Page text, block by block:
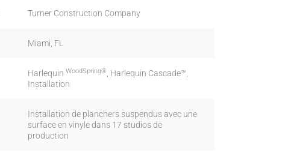
Turner Construction Company
Miami, FL
Harlequin WoodSpring®
, Harlequin Cascade™,
Installation
Installation de planchers suspendus avec une
surface en vinyle dans 17 studios de
production